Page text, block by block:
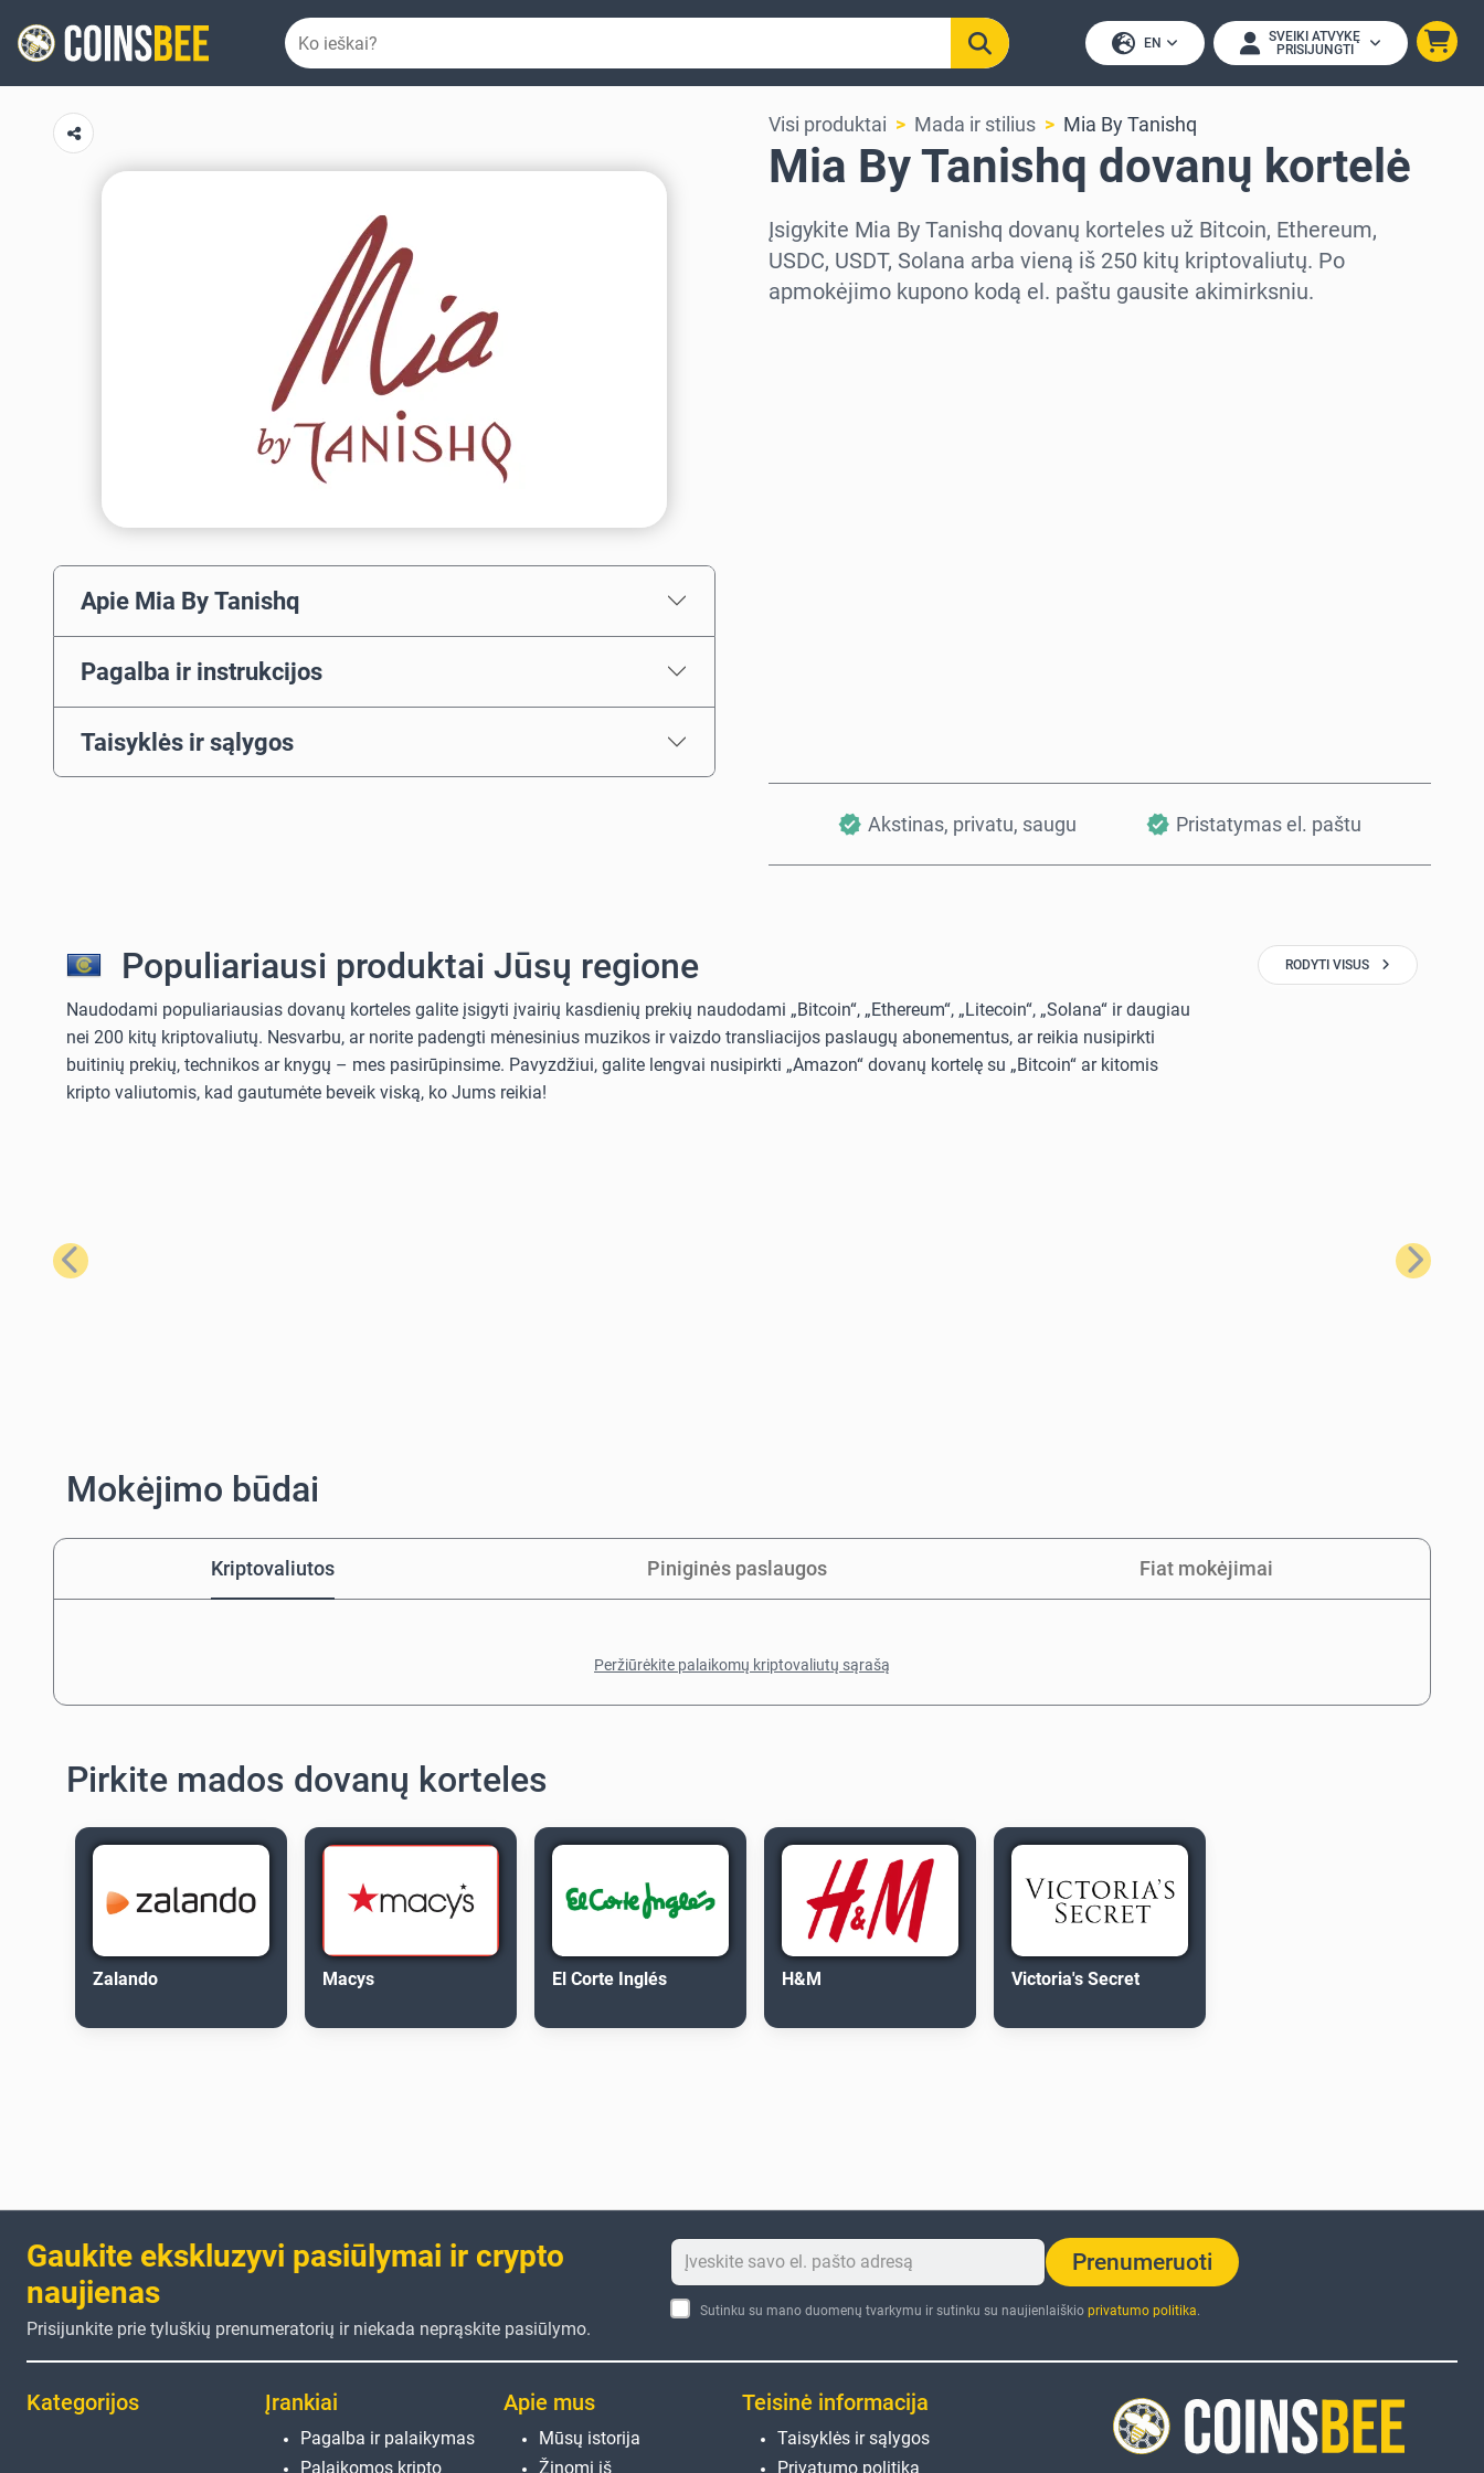
EN
SVEIKI ATVYKĘ
PRISIJUNGTI
Apie Mia By Tanishq
Pagalba ir instrukcijos
Taisyklės ir sąlygos
Visi produktai Mada ir stilius Mia By Tanishq
Mia By Tanishq dovanų kortelė
Įsigykite Mia By Tanishq dovanų korteles už Bitcoin, Ethereum,
USDC, USDT, Solana arba vieną iš 250 kitų kriptovaliutų. Po
apmokėjimo kupono kodą el. paštu gausite akimirksniu.
Akstinas, privatu, saugu Pristatymas el. paštu
Populiariausi produktai Jūsų regione
Naudodami populiariausias dovanų korteles galite įsigyti įvairių kasdienių prekių naudodami „Bitcoin“, „Ethereum“, „Litecoin“, „Solana“ ir daugiau
nei 200 kitų kriptovaliutų. Nesvarbu, ar norite padengti mėnesinius muzikos ir vaizdo transliacijos paslaugų abonementus, ar reikia nusipirkti
buitinių prekių, technikos ar knygų – mes pasirūpinsime. Pavyzdžiui, galite lengvai nusipirkti „Amazon“ dovanų kortelę su „Bitcoin“ ar kitomis
kripto valiutomis, kad gautumėte beveik viską, ko Jums reikia!
RODYTI VISUS
Ankstesnis Kitas
Mokėjimo būdai
Kriptovaliutos Piniginės paslaugos Fiat mokėjimai
Peržiūrėkite palaikomų kriptovaliutų sąrašą
Pirkite mados dovanų korteles
Zalando Macys El Corte Inglés H&M Victoria's Secret
Gaukite ekskluzyvi pasiūlymai ir crypto
naujienas
Prisijunkite prie tyluškių prenumeratorių ir niekada neprąskite pasiūlymo.
Prenumeruoti
Sutinku su mano duomenų tvarkymu ir sutinku su naujienlaiškio privatumo politika.
Kategorijos Įrankiai
Pagalba ir palaikymas
Palaikomos kripto
Apie mus
Mūsų istorija
Žinomi iš
Teisinė informacija
Taisyklės ir sąlygos
Privatumo politika